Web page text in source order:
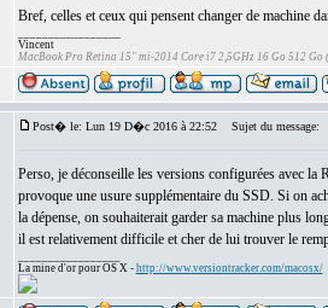
Bref, celles et ceux qui pensent changer de machine
Vincent
MacBook Pro Retina 15" mi-2014 Core i7 2,5GHz 16 Go 512 Go
Post� le: Lun 19 D�c 2016 à 22:52 Sujet du message:
Perso, je déconseille les versions configurées avec
provoque une usure supplémentaire du SSD. Si on
la dépense, on souhaiterait garder sa machine plus
il est relativement difficile et cher de lui trouver le
La mine d'or pour OS X - http://www.versiontracker.com/macosx/